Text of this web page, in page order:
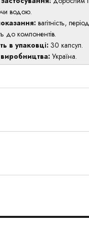
водою.
вагітність,
до компонентів.
в упаковці: 30 капсул.
виробництва: Україна.